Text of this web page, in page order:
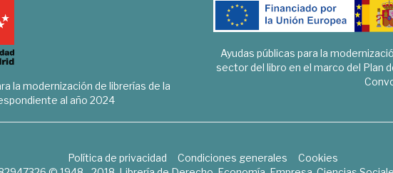
la modernización de librerías de la
al año 2024
Ayudas públicas para la
sector del libro en el marco del Plan
Política de privacidad Condiciones generales
Cookies